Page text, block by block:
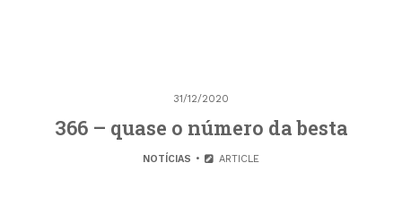
31/12/2020
366 – quase o número da besta
NOTÍCIAS ARTICLE